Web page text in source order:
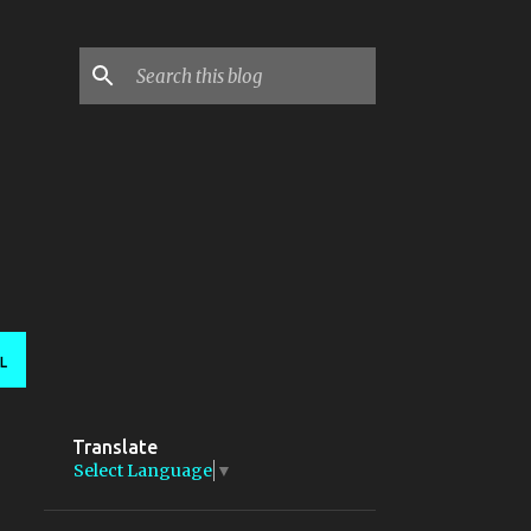
Translate
Select Language ▼